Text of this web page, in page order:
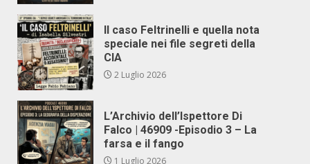
Il caso Feltrinelli e quella nota
speciale nei file segreti della
CIA
2 Luglio 2026
L’Archivio dell’Ispettore Di
Falco | 46909 -Episodio 3 – La
farsa e il fango
1 Luglio 2026